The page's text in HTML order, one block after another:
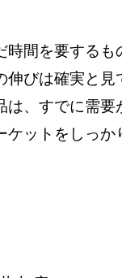
間を要するも
伸びは確実と見
は、すでに需要
ケットをしっか